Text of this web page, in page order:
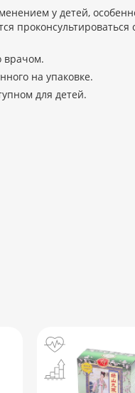
у детей,
проконсультироваться
врачом.
на упаковке.
для детей.